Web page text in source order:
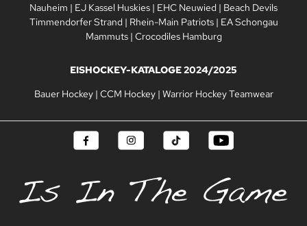
Nauheim | EJ Kassel Huskies | EHC Neuwied | Beach Devils
Timmendorfer Strand | Rhein-Main Patriots| EA Schongau
Mammuts| Crocodiles Hamburg
EISHOCKEY-KATALOGE 2024/2025
Bauer Hockey| CCM Hockey| Warrior Hockey Teamwear